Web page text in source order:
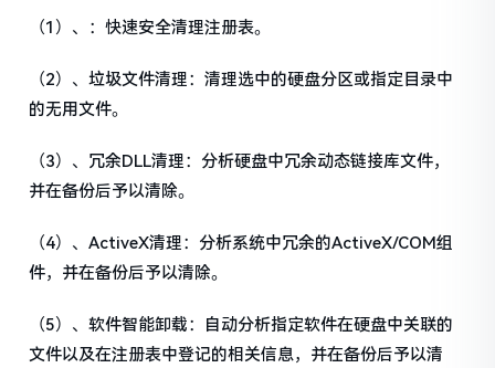
（1）、：快速安全清理注册表。
（2）、垃圾文件清理：清理选中的硬盘分区或指定目录中
的无用文件。
（3）、冗余DLL清理：分析硬盘中冗余动态链接库文件，
并在备份后予以清除。
（4）、ActiveX清理：分析系统中冗余的ActiveX/COM组
件，并在备份后予以清除。
（5）、软件智能卸载：自动分析指定软件在硬盘中关联的
文件以及在注册表中登记的相关信息，并在备份后予以清